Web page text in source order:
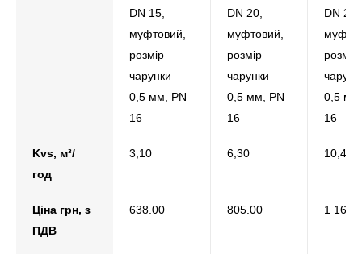
DN 15,
муфтовий,
розмір
чарунки –
0,5 мм, РN
16
DN 20,
муфтовий,
розмір
чарунки –
0,5 мм, РN
16
DN 25,
розмір
0,5
16
Kvs, м³/
год
3,10 6,30 10,40
Ціна грн, з
ПДВ
638.00 805.00 1